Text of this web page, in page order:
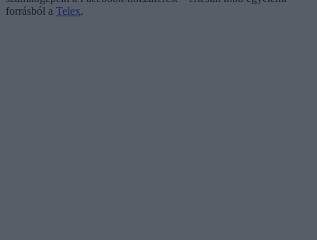
forrásból a Telex.